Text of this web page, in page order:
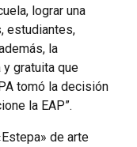
lograr una
estudiantes,
la
gratuita que
tomó la decisión
la EAP”.
de arte